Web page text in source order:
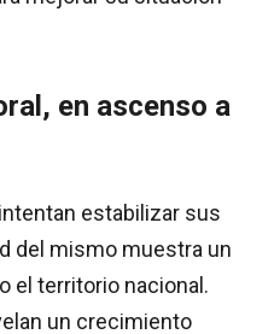
en ascenso a
estabilizar sus
del mismo muestra un
el territorio nacional.
un crecimiento